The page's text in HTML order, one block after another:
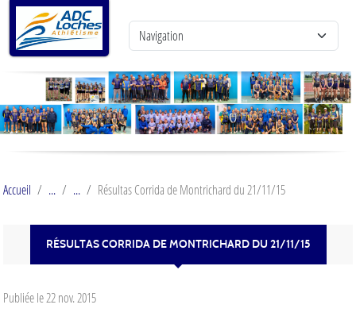
Accueil Résultas Corrida de Montrichard du 21/11/15
RÉSULTAS CORRIDA DE MONTRICHARD DU 21/11/15
Publiée le22 nov. 2015
Panneau de gestion des cookies